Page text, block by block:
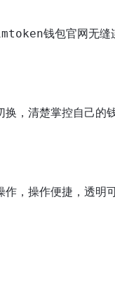
钱包官网无缝
换，清楚掌控自己的
作，操作便捷，透明